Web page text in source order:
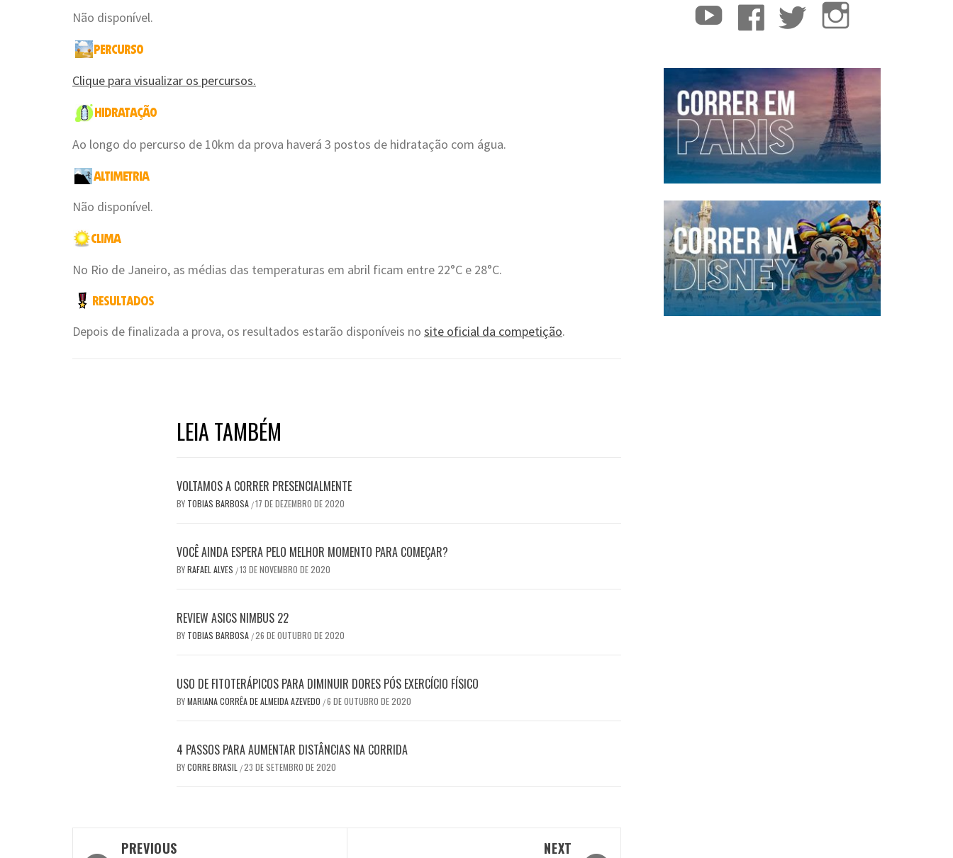
Não disponível.
Clique para visualizar os percursos.
Ao longo do percurso de 10km da prova haverá 3 postos de hidratação com água.
Não disponível.
No Rio de Janeiro, as médias das temperaturas em abril ficam entre 22°C e 28°C.
Depois de finalizada a prova, os resultados estarão disponíveis no site oficial da competição.
LEIA TAMBÉM
VOLTAMOS A CORRER PRESENCIALMENTE
BY TOBIAS BARBOSA /17 DE DEZEMBRO DE 2020
VOCÊ AINDA ESPERA PELO MELHOR MOMENTO PARA COMEÇAR?
BYRAFAEL ALVES /13 DE NOVEMBRO DE 2020
REVIEW ASICS NIMBUS 22
BY TOBIAS BARBOSA /26 DE OUTUBRO DE 2020
USO DE FITOTERÁPICOS PARA DIMINUIR DORES PÓS EXERCÍCIO FÍSICO
BYMARIANA CORRÊA DE ALMEIDA AZEVEDO /6 DE OUTUBRO DE 2020
4 PASSOS PARA AUMENTAR DISTÂNCIAS NA CORRIDA
BYCORRE BRASIL /23 DE SETEMBRO DE 2020
Post PREVIOUS NEXT
YouTube Facebook Twitter